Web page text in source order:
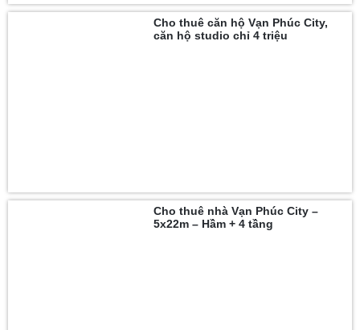
Cho thuê căn hộ Vạn Phúc City,
căn hộ studio chỉ 4 triệu
Cho thuê nhà Vạn Phúc City –
5x22m – Hầm + 4 tầng